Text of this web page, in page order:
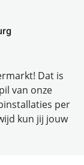
Dat is
van onze
per
kun jij jouw